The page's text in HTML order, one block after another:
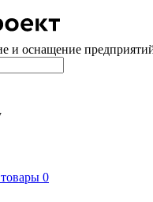
и оснащение
0